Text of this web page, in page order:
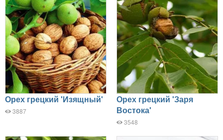
Орех грецкий 'Изящный'
3887
Орех грецкий 'Заря
Востока'
3548